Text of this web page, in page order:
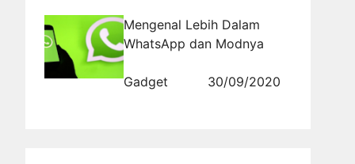
Mengenal Lebih Dalam
WhatsApp dan Modnya
Gadget 30/09/2020